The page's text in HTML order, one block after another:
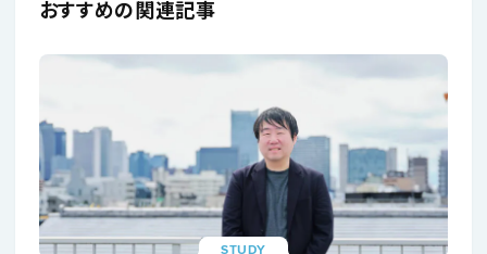
おすすめの関連記事
STUDY